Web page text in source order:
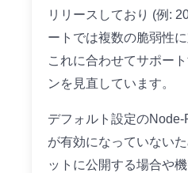
リリースしており (例:
ートでは複数の脆弱性
これに合わせてサポー
ンを見直しています。
デフォルト設定の
が有効になっていない
ットに公開する場合や